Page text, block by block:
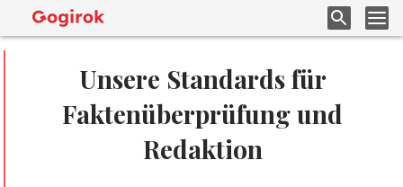
Unsere Standards für
Faktenüberprüfung und
Redaktion